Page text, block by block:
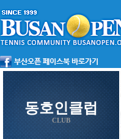
동호인클럽
CLUB